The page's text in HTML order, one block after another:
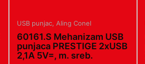
USB punjac, Aling Conel
60161.S Mehanizam USB
punjaca PRESTIGE 2xUSB
2,1A 5V=, m. sreb.